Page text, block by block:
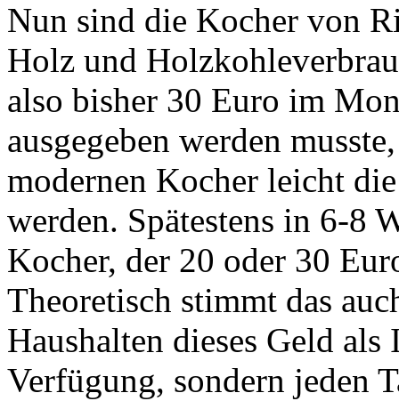
Nun sind die Kocher von
Holz und
also bisher 30 Euro im
ausgegeben werden
modernen Kocher leicht
werden. Spätestens in 6-8
Kocher, der 20 oder 30
Theoretisch stimmt das
Haushalten dieses Geld
Verfügung, sondern jeden